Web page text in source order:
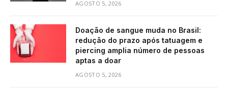
AGOSTO 5, 2026
Doação de sangue muda no Brasil:
redução do prazo após tatuagem e
piercing amplia número de pessoas
aptas a doar
AGOSTO 5, 2026